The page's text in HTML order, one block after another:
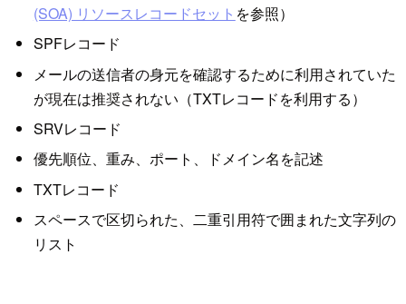
(SOA) リソースレコードセット を参照）
SPFレコード
メールの送信者の身元を確認するために利用されていた
が現在は推奨されない（TXTレコードを利用する）
SRVレコード
優先順位、重み、ポート、ドメイン名を記述
TXTレコード
スペースで区切られた、二重引用符で囲まれた文字列の
リスト